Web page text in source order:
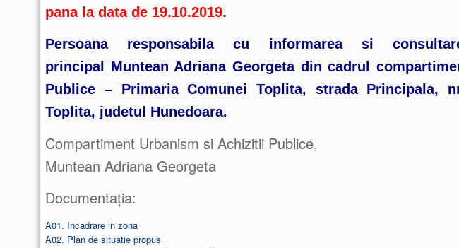
pana la data de 19.10.2019.
Persoana responsabila cu informarea si
principal Muntean Adriana Georgeta din cadrul
Publice – Primaria Comunei Toplita, strada Principala,
Toplita, judetul Hunedoara.
Compartiment Urbanism si Achizitii Publice,
Muntean Adriana Georgeta
Documentația:
A01. Incadrare in zona
A02. Plan de situatie propus